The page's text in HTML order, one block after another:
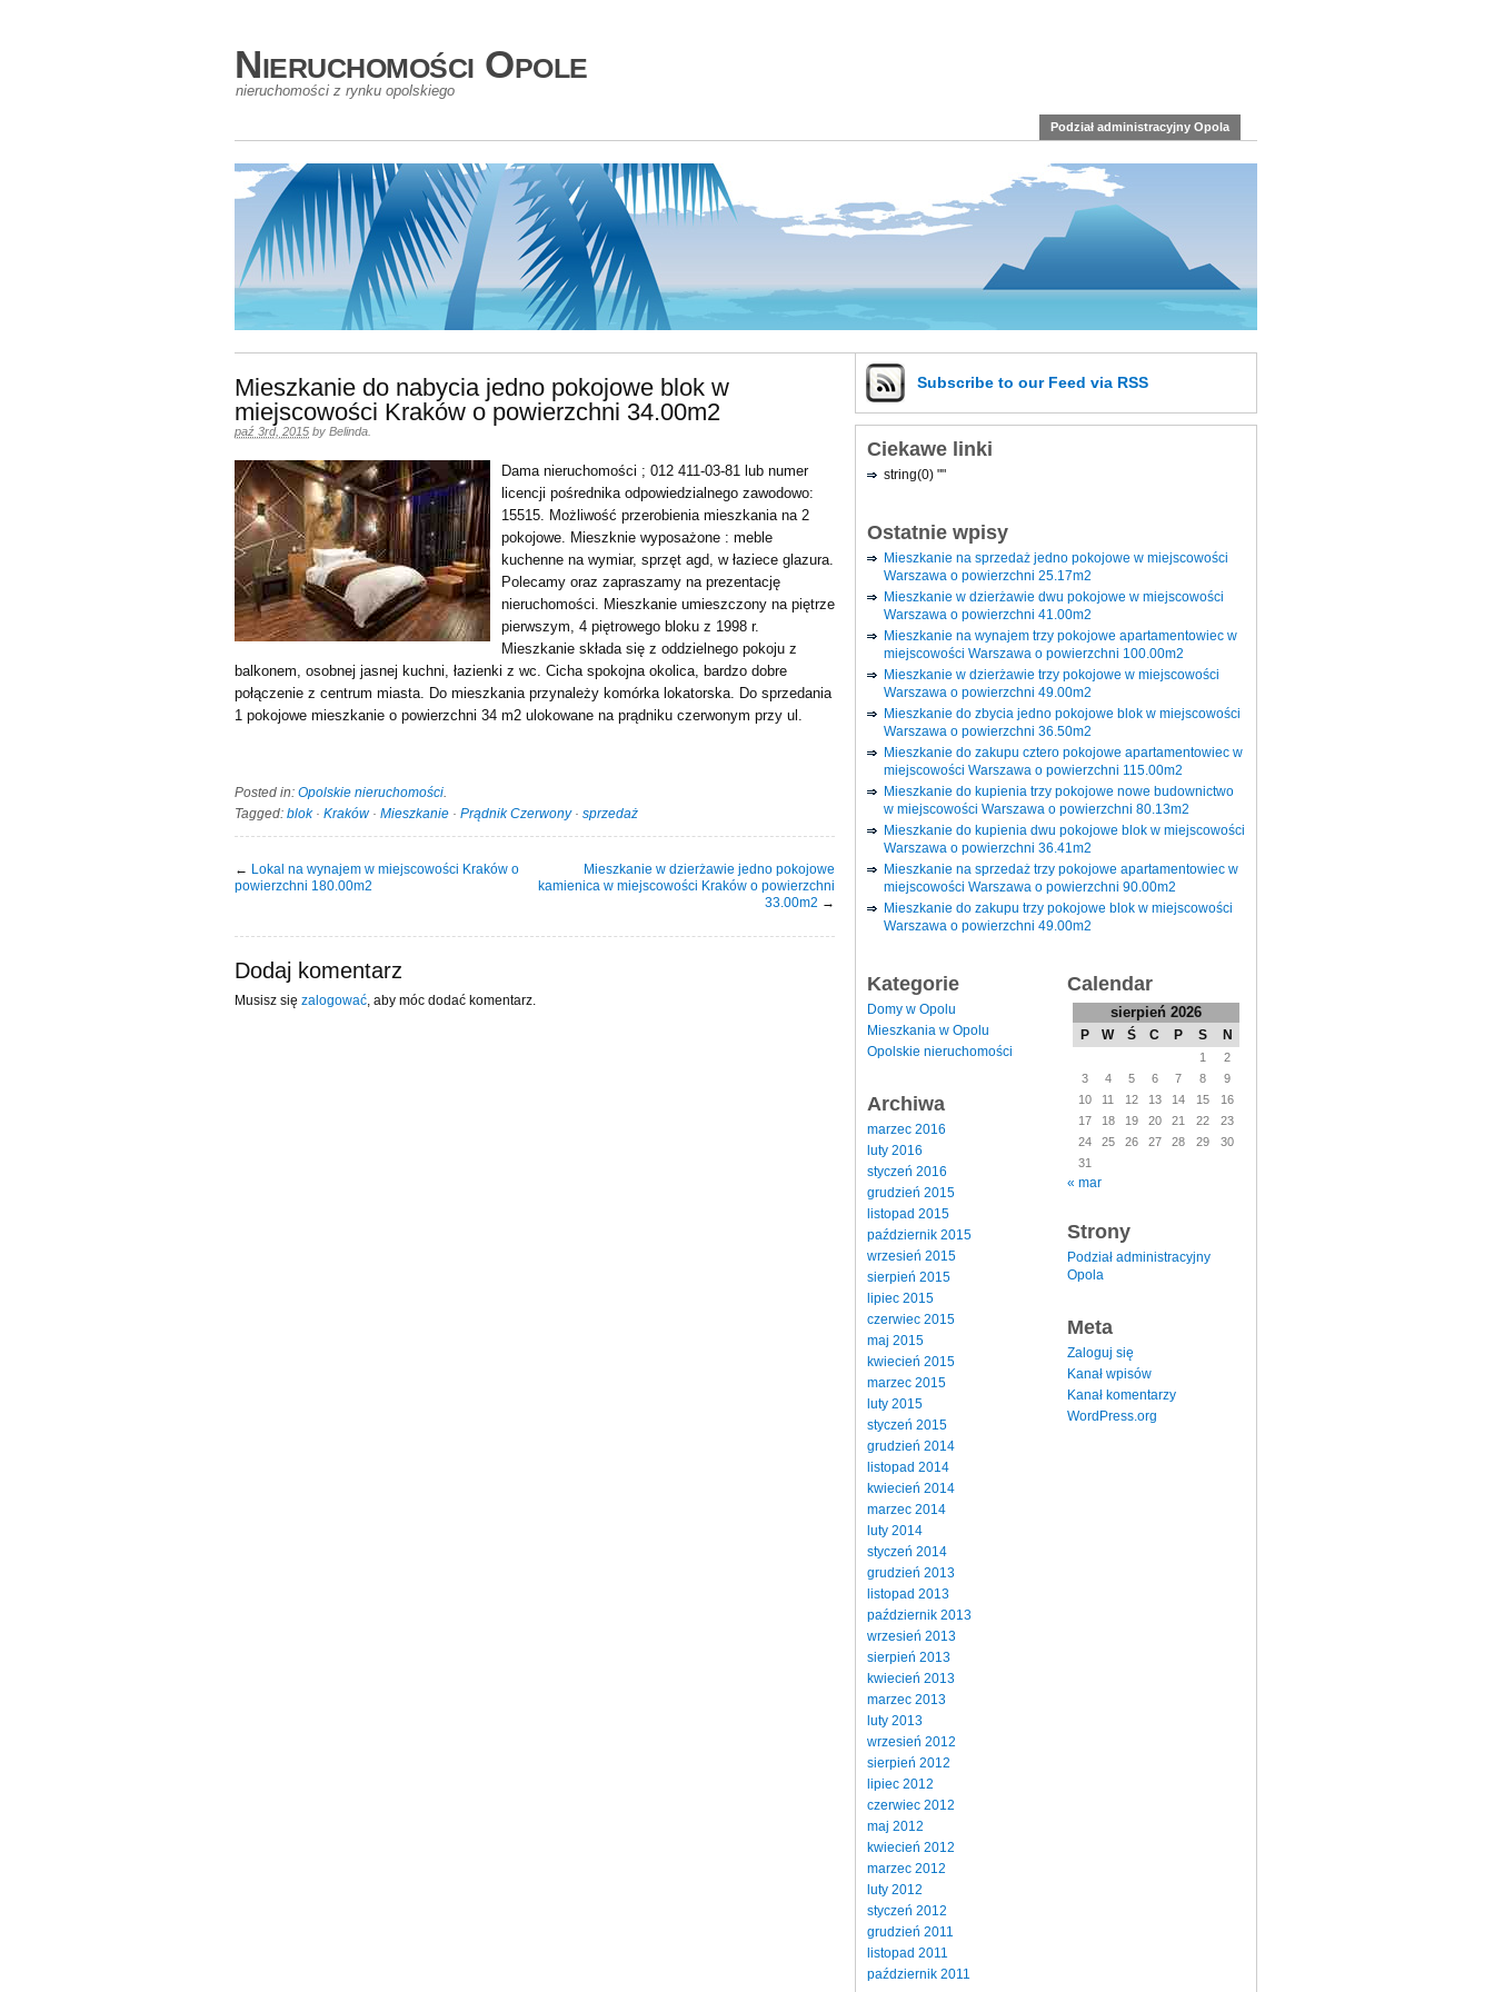
Nieruchomości Opole
nieruchomości z rynku opolskiego
Podział administracyjny Opola
Mieszkanie do nabycia jedno pokojowe blok w
miejscowości Kraków o powierzchni 34.00m2
paź 3rd, 2015 by Belinda
Dama nieruchomości ; 012 411-03-81 lub numer
licencji pośrednika odpowiedzialnego zawodowo:
15515. Możliwość przerobienia mieszkania na 2
pokojowe. Mieszknie wyposażone : meble
kuchenne na wymiar, sprzęt agd, w łaziece glazura.
Polecamy oraz zapraszamy na prezentację
nieruchomości. Mieszkanie umieszczony na piętrze
pierwszym, 4 piętrowego bloku z 1998 r.
Mieszkanie składa się z oddzielnego pokoju z
balkonem, osobnej jasnej kuchni, łazienki z wc. Cicha spokojna okolica, bardzo dobre
połączenie z centrum miasta. Do mieszkania przynależy komórka lokatorska. Do sprzedania
1 pokojowe mieszkanie o powierzchni 34 m2 ulokowane na prądniku czerwonym przy ul.
Posted in: Opolskie nieruchomości.
Tagged: blok· Kraków· Mieszkanie · Prądnik Czerwony· sprzedaż
← Lokal na wynajem w miejscowości Kraków o
powierzchni 180.00m2
Mieszkanie w dzierżawie jedno pokojowe
kamienica w miejscowości Kraków o powierzchni
33.00m2 →
Dodaj komentarz
Musisz się zalogować , aby móc dodać komentarz.
Subscribe to our Feed via RSS
Ciekawe linki
string(0) ""
Ostatnie wpisy
Mieszkanie na sprzedaż jedno pokojowe w miejscowości
Warszawa o powierzchni 25.17m2
Mieszkanie w dzierżawie dwu pokojowe w miejscowości
Warszawa o powierzchni 41.00m2
Mieszkanie na wynajem trzy pokojowe apartamentowiec w
miejscowości Warszawa o powierzchni 100.00m2
Mieszkanie w dzierżawie trzy pokojowe w miejscowości
Warszawa o powierzchni 49.00m2
Mieszkanie do zbycia jedno pokojowe blok w miejscowości
Warszawa o powierzchni 36.50m2
Mieszkanie do zakupu cztero pokojowe apartamentowiec w
miejscowości Warszawa o powierzchni 115.00m2
Mieszkanie do kupienia trzy pokojowe nowe budownictwo
w miejscowości Warszawa o powierzchni 80.13m2
Mieszkanie do kupienia dwu pokojowe blok w miejscowości
Warszawa o powierzchni 36.41m2
Mieszkanie na sprzedaż trzy pokojowe apartamentowiec w
miejscowości Warszawa o powierzchni 90.00m2
Mieszkanie do zakupu trzy pokojowe blok w miejscowości
Warszawa o powierzchni 49.00m2
Kategorie
Domy w Opolu
Mieszkania w Opolu
Opolskie nieruchomości
Archiwa
marzec 2016
luty 2016
styczeń 2016
grudzień 2015
listopad 2015
październik 2015
wrzesień 2015
sierpień 2015
lipiec 2015
czerwiec 2015
maj 2015
kwiecień 2015
marzec 2015
luty 2015
styczeń 2015
grudzień 2014
listopad 2014
kwiecień 2014
marzec 2014
luty 2014
styczeń 2014
grudzień 2013
listopad 2013
październik 2013
wrzesień 2013
sierpień 2013
kwiecień 2013
marzec 2013
luty 2013
wrzesień 2012
sierpień 2012
lipiec 2012
czerwiec 2012
maj 2012
kwiecień 2012
marzec 2012
luty 2012
styczeń 2012
grudzień 2011
listopad 2011
październik 2011
Calendar
sierpień 2026
P W Ś C P S N
1
2
3
4 5 6 7 8
9
10
11 12 13 14 15
16
17
18 19 20 21 22
23
24
25 26 27 28 29
30
31
« mar
Strony
Podział administracyjny
Opola
Meta
Zaloguj się
Kanał wpisów
Kanał komentarzy
WordPress.org